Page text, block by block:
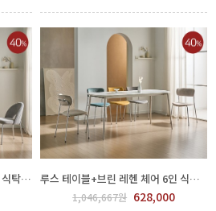
루스 테이블+아이리스 체어 6인 식탁세트 (색상선택) GPP 450-95-3,4,5 루스 테이블+브린 레헨 체어 6인 식탁세트 (색상선택) GPP 450-94-4,5
1,046,667원 628,000